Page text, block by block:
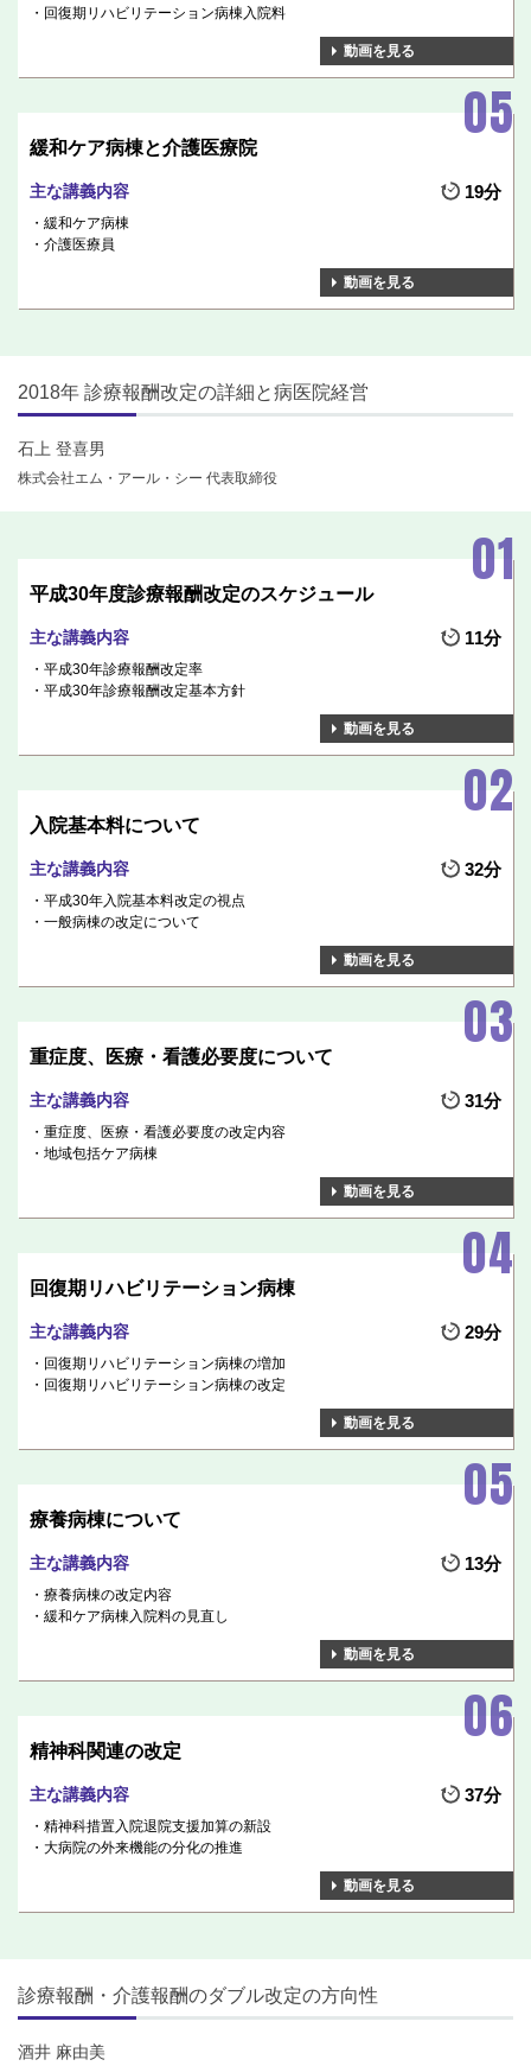
回復期リハビリテーション病棟入院料
動画を見る
緩和ケア病棟と介護医療院
主な講義内容 19分
緩和ケア病棟
介護医療員
動画を見る
2018年 診療報酬改定の詳細と病医院経営
石上 登喜男
株式会社エム・アール・シー 代表取締役
平成30年度診療報酬改定のスケジュール
主な講義内容 11分
平成30年診療報酬改定率
平成30年診療報酬改定基本方針
動画を見る
入院基本料について
主な講義内容 32分
平成30年入院基本料改定の視点
一般病棟の改定について
動画を見る
重症度、医療・看護必要度について
主な講義内容 31分
重症度、医療・看護必要度の改定内容
地域包括ケア病棟
動画を見る
回復期リハビリテーション病棟
主な講義内容 29分
回復期リハビリテーション病棟の増加
回復期リハビリテーション病棟の改定
動画を見る
療養病棟について
主な講義内容 13分
療養病棟の改定内容
緩和ケア病棟入院料の見直し
動画を見る
精神科関連の改定
主な講義内容 37分
精神科措置入院退院支援加算の新設
大病院の外来機能の分化の推進
動画を見る
診療報酬・介護報酬のダブル改定の方向性
酒井 麻由美